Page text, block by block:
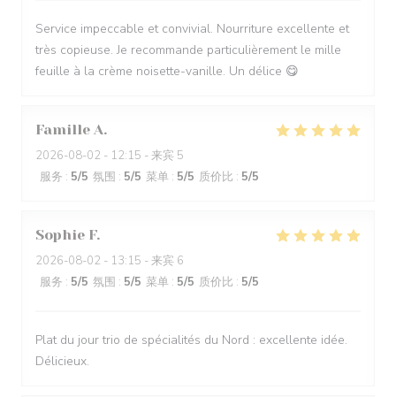
Service impeccable et convivial. Nourriture excellente et
très copieuse. Je recommande particulièrement le mille
feuille à la crème noisette-vanille. Un délice 😋
Famille A
2026-08-02 - 12:15 - 来宾 5
服务 : 5/5 氛围 : 5/5 菜单 : 5/5 质价比 : 5/5
Sophie F
2026-08-02 - 13:15 - 来宾 6
服务 : 5/5 氛围 : 5/5 菜单 : 5/5 质价比 : 5/5
Plat du jour trio de spécialités du Nord : excellente idée.
Délicieux.